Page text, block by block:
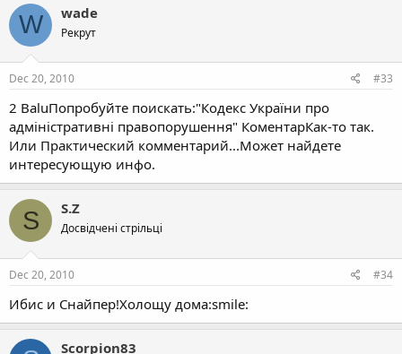
W wade
Рекрут
Dec 20, 2010 #33
2 BaluПопробуйте поискать:"Кодекс України про
адміністративні правопорушення" КоментарКак-то так.
Или Практический комментарий...Может найдете
интересующую инфо.
S S.Z
Досвідчені стрільці
Dec 20, 2010 #34
Ибис и Снайпер!Холощу дома:smile:
Scorpion83